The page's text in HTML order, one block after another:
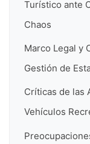
Turístico ante
Chaos
Marco Legal y
Gestión de
Críticas de las
Vehículos